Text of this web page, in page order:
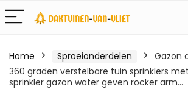
Home Sproeionderdelen
Gazon
360 graden verstelbare tuin sprinklers
sprinkler gazon water geven rocker arm…